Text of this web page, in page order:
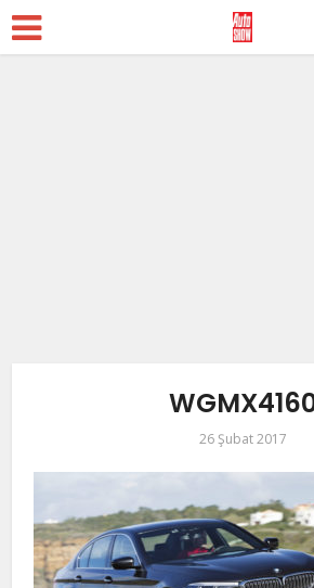
26 Şubat 2017